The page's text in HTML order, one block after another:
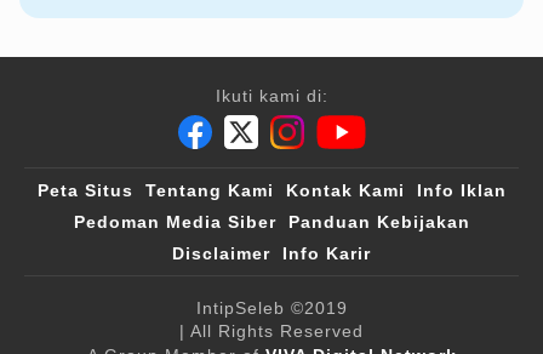
Ikuti kami di:
Peta Situs Tentang Kami Kontak Kami
Info Iklan
Pedoman Media Siber
Panduan Kebijakan
Disclaimer
Info Karir
IntipSeleb ©2019
| All Rights Reserved